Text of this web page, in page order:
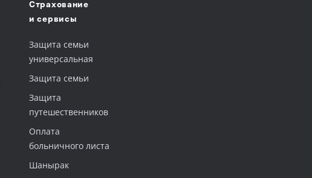
Страхование
и сервисы
Защита семьи
универсальная
Защита семьи
Защита
путешественников
Оплата
больничного листа
Шанырак